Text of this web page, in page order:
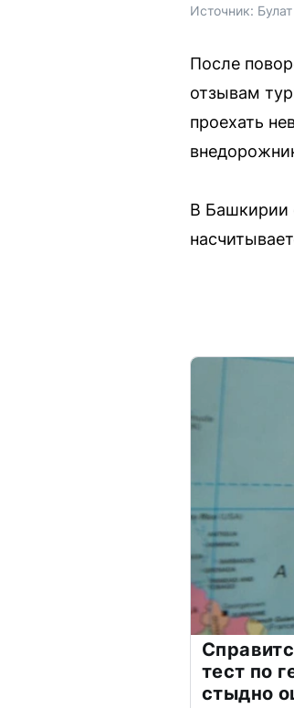
Источник:
После
отзывам
проехать
В Башкирии
тест по
стыдно